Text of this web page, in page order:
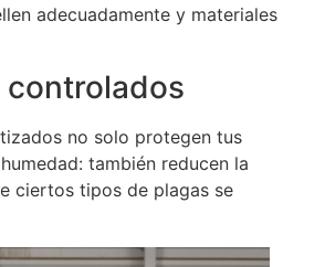
adecuadamente y materiales
no solo protegen tus
también reducen la
ciertos tipos de plagas se